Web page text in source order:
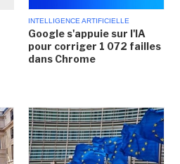
INTELLIGENCE ARTIFICIELLE
Google s'appuie sur l'IA
pour corriger 1 072 failles
dans Chrome